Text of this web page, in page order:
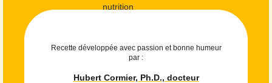
Recette développée avec passion et bonne humeur
par :
Hubert Cormier, Ph.D., docteur